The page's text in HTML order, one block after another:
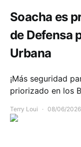
Soacha es
de Defensa
Urbana
¡Más seguridad
priorizado en los
Terry Loui 08/06/2026